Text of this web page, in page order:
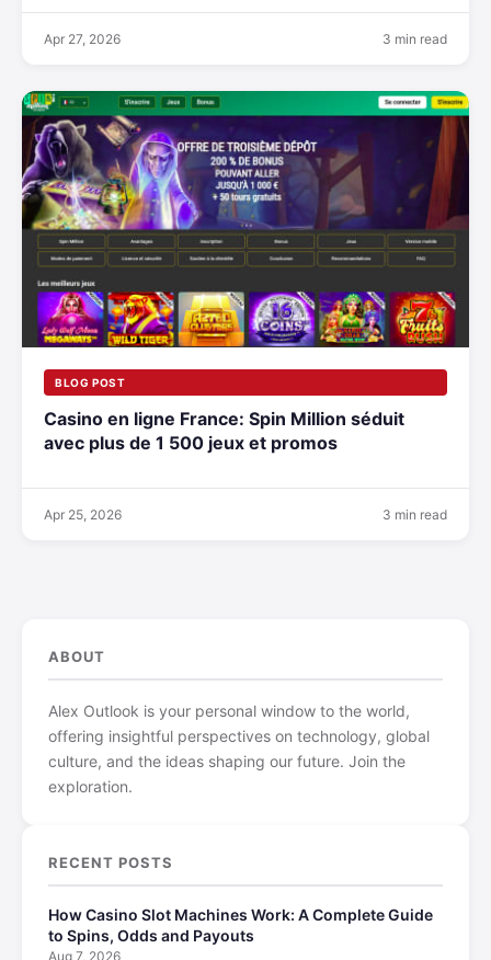
Apr 27, 2026 3 min read
BLOG POST
Casino en ligne France: Spin Million séduit
avec plus de 1 500 jeux et promos
Apr 25, 2026 3 min read
ABOUT
Alex Outlook is your personal window to the world,
offering insightful perspectives on technology, global
culture, and the ideas shaping our future. Join the
exploration.
RECENT POSTS
How Casino Slot Machines Work: A Complete Guide
to Spins, Odds and Payouts
Aug 7, 2026